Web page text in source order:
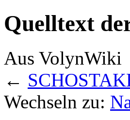
Quelltext
Aus VolynWiki
←
Wechseln zu: